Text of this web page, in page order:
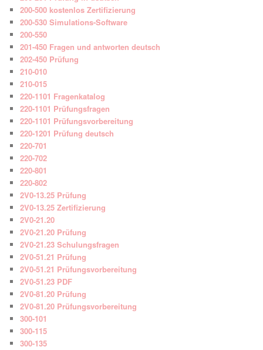
200-500 kostenlos Zertifizierung
200-530 Simulations-Software
200-550
201-450 Fragen und antworten deutsch
202-450 Prüfung
210-010
210-015
220-1101 Fragenkatalog
220-1101 Prüfungsfragen
220-1101 Prüfungsvorbereitung
220-1201 Prüfung deutsch
220-701
220-702
220-801
220-802
2V0-13.25 Prüfung
2V0-13.25 Zertifizierung
2V0-21.20
2V0-21.20 Prüfung
2V0-21.23 Schulungsfragen
2V0-51.21 Prüfung
2V0-51.21 Prüfungsvorbereitung
2V0-51.23 PDF
2V0-81.20 Prüfung
2V0-81.20 Prüfungsvorbereitung
300-101
300-115
300-135